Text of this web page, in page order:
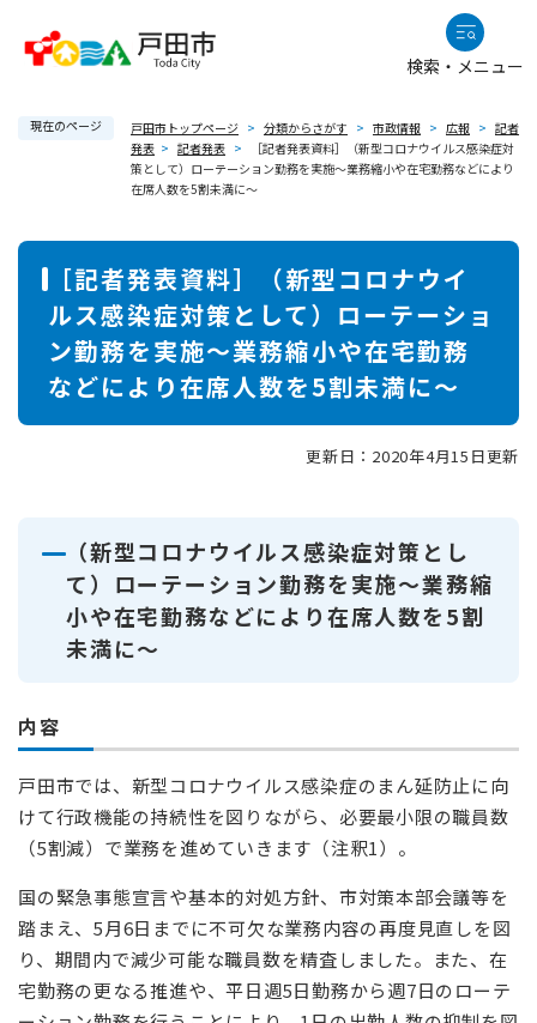
検索・メニュー
現在のページ 戸田市トップページ > 分類からさがす > 市政情報 > 広報 > 記者
発表 > 記者発表 >
［記者発表資料］（新型コロナウイルス感染症対
策として）ローテーション勤務を実施～業務縮小や在宅勤務などにより
在席人数を5割未満に～
本
［記者発表資料］（新型コロナウイ
ルス感染症対策として）ローテーショ
ン勤務を実施～業務縮小や在宅勤務
などにより在席人数を5割未満に～
更新日：2020年4月15日更新
（新型コロナウイルス感染症対策とし
て）ローテーション勤務を実施～業務縮
小や在宅勤務などにより在席人数を5割
未満に～
内容
戸田市では、新型コロナウイルス感染症のまん延防止に向
けて行政機能の持続性を図りながら、必要最小限の職員数
（5割減）で業務を進めていきます（注釈1）。
国の緊急事態宣言や基本的対処方針、市対策本部会議等を
踏まえ、5月6日までに不可欠な業務内容の再度見直しを図
り、期間内で減少可能な職員数を精査しました。また、在
宅勤務の更なる推進や、平日週5日勤務から週7日のローテ